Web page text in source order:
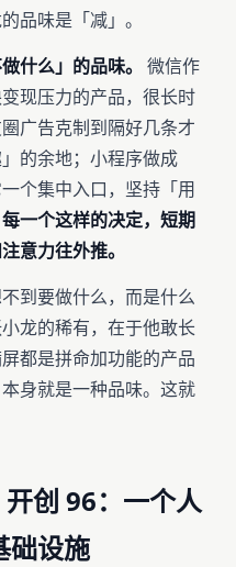
品味是「减」。
什么」的品味。 微信作
现压力的产品，很长时
广告克制到隔好几条才
的余地；小程序做成
个集中入口，坚持「用
每一个这样的决定，短期
意力往外推。
到要做什么，而是什么
龙的稀有，在于他敢长
都是拼命加功能的产品
身就是一种品味。这就
创 96：一个人
础设施